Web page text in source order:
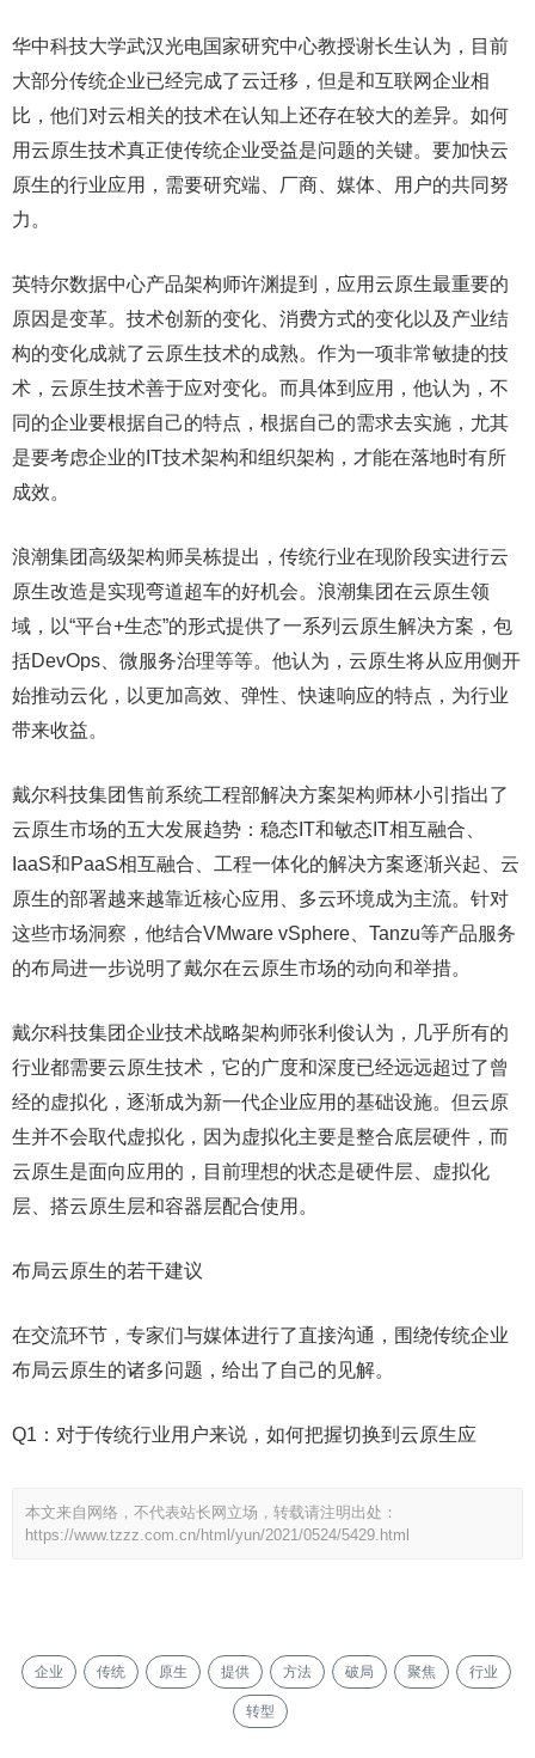
华中科技大学武汉光电国家研究中心教授谢长生认为，目前
大部分传统企业已经完成了云迁移，但是和互联网企业相
比，他们对云相关的技术在认知上还存在较大的差异。如何
用云原生技术真正使传统企业受益是问题的关键。要加快云
原生的行业应用，需要研究端、厂商、媒体、用户的共同努
力。
英特尔数据中心产品架构师许渊提到，应用云原生最重要的
原因是变革。技术创新的变化、消费方式的变化以及产业结
构的变化成就了云原生技术的成熟。作为一项非常敏捷的技
术，云原生技术善于应对变化。而具体到应用，他认为，不
同的企业要根据自己的特点，根据自己的需求去实施，尤其
是要考虑企业的IT技术架构和组织架构，才能在落地时有所
成效。
浪潮集团高级架构师吴栋提出，传统行业在现阶段实进行云
原生改造是实现弯道超车的好机会。浪潮集团在云原生领
域，以“平台+生态”的形式提供了一系列云原生解决方案，包
括DevOps、微服务治理等等。他认为，云原生将从应用侧开
始推动云化，以更加高效、弹性、快速响应的特点，为行业
带来收益。
戴尔科技集团售前系统工程部解决方案架构师林小引指出了
云原生市场的五大发展趋势：稳态IT和敏态IT相互融合、
IaaS和PaaS相互融合、工程一体化的解决方案逐渐兴起、云
原生的部署越来越靠近核心应用、多云环境成为主流。针对
这些市场洞察，他结合VMware vSphere、Tanzu等产品服务
的布局进一步说明了戴尔在云原生市场的动向和举措。
戴尔科技集团企业技术战略架构师张利俊认为，几乎所有的
行业都需要云原生技术，它的广度和深度已经远远超过了曾
经的虚拟化，逐渐成为新一代企业应用的基础设施。但云原
生并不会取代虚拟化，因为虚拟化主要是整合底层硬件，而
云原生是面向应用的，目前理想的状态是硬件层、虚拟化
层、搭云原生层和容器层配合使用。
布局云原生的若干建议
在交流环节，专家们与媒体进行了直接沟通，围绕传统企业
布局云原生的诸多问题，给出了自己的见解。
Q1：对于传统行业用户来说，如何把握切换到云原生应
本文来自网络，不代表站长网立场，转载请注明出处：
https://www.tzzz.com.cn/html/yun/2021/0524/5429.html
企业 传统 原生 提供 方法 破局 聚焦 行业
转型